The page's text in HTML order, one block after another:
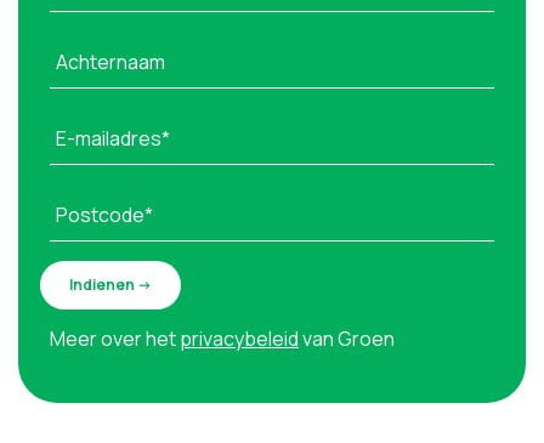
Achternaam
E-mailadres*
Postcode*
Meer over hetprivacybeleidvan Groen